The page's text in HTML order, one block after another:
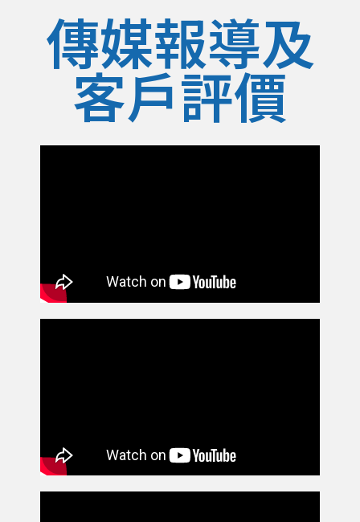
傳媒報導及
客戶評價